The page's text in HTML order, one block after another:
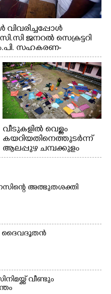
വിവരിച്ചപ്പോൾ
ജനറൽ സെക്രട്ടറി
സഹകരണ-
ലിജു, എന്നിവർ
വീടുകളിൽ വെള്ളം
കയറിയതിനെത്തുടർന്ന്
ആലപ്പുഴ ചമ്പക്കുളം
ഫാദർ തോമസ്
ക്യാമ്പിലെത്തിയവർ മഴ
ഉണക്കാനിടുന്ന കാഴ്ച.
അത്ഭുതശക്തി
​ദൈ​വദൂതൻ
വീണ്ടും